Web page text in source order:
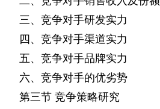
三、竞争对手研发实力
四、竞争对手渠道实力
五、竞争对手品牌实力
六、竞争对手的优劣势
第三节 竞争策略研究